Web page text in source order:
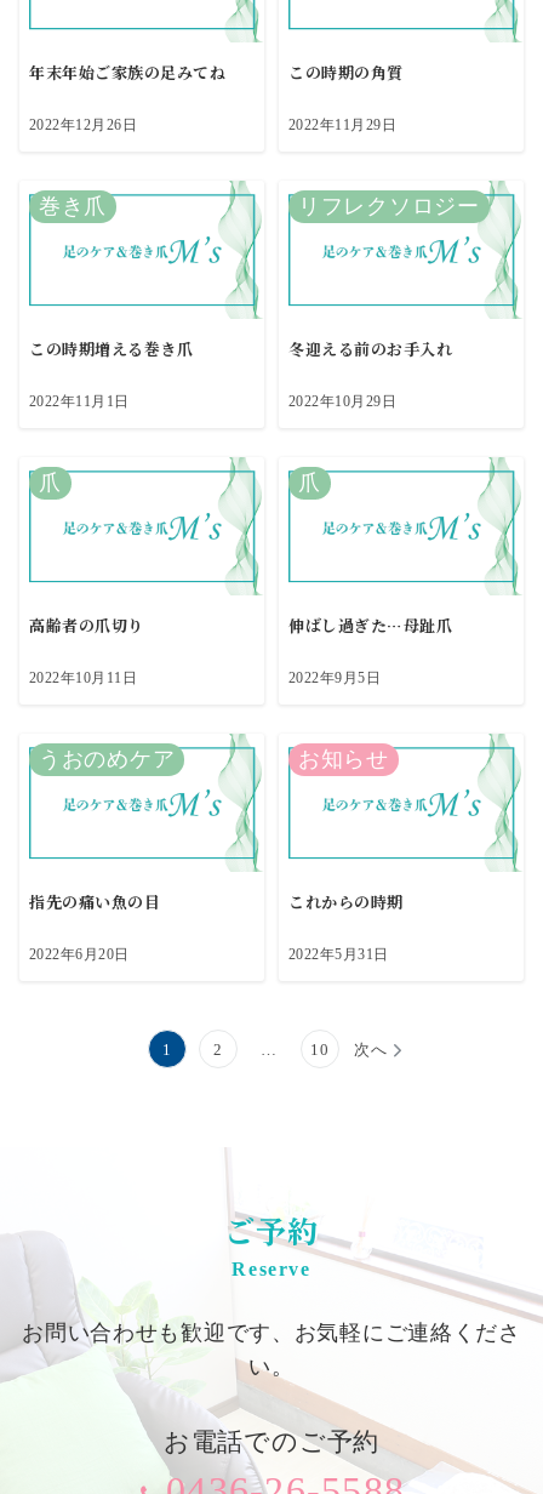
年末年始ご家族の足みてね
2022年12月26日
この時期の角質
2022年11月29日
巻き爪
この時期増える巻き爪
2022年11月1日
リフレクソロジー
冬迎える前のお手入れ
2022年10月29日
爪
高齢者の爪切り
2022年10月11日
爪
伸ばし過ぎた…母趾爪
2022年9月5日
うおのめケア
指先の痛い魚の目
2022年6月20日
お知らせ
これからの時期
2022年5月31日
ー
ジ
送
り
1 2 10 次へ
ご予約
Reserve
お問い合わせも歓迎です、お気軽にご連絡くださ
い。
お電話でのご予約